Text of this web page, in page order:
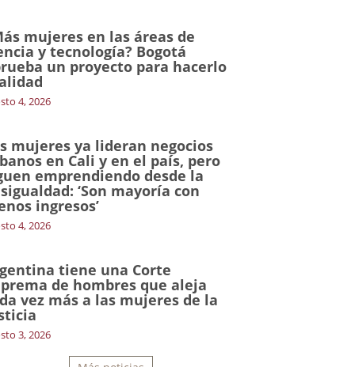
mujeres en las áreas de
y tecnología? Bogotá
un proyecto para hacerlo
4, 2026
mujeres ya lideran negocios
en Cali y en el país, pero
emprendiendo desde la
‘Son mayoría con
ingresos’
4, 2026
tiene una Corte
de hombres que aleja
vez más a las mujeres de la
3, 2026